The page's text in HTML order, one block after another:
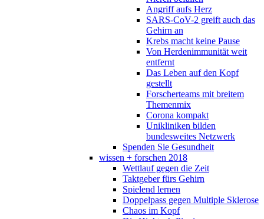
Angriff aufs Herz
SARS-CoV-2 greift auch das
Gehirn an
Krebs macht keine Pause
Von Herdenimmunität weit
entfernt
Das Leben auf den Kopf
gestellt
Forscherteams mit breitem
Themenmix
Corona kompakt
Unikliniken bilden
bundesweites Netzwerk
Spenden Sie Gesundheit
wissen + forschen 2018
Wettlauf gegen die Zeit
Taktgeber fürs Gehirn
Spielend lernen
Doppelpass gegen Multiple Sklerose
Chaos im Kopf